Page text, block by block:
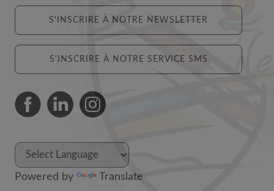
S'INSCRIRE À NOTRE NEWSLETTER
S'INSCRIRE À NOTRE SERVICE SMS
Powered by Translate